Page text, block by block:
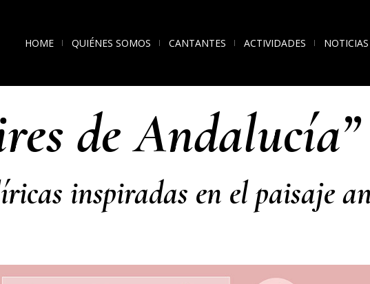
HOME QUIÉNES SOMOS CANTANTES ACTIVIDADES NOTICIAS
de Andalucía”
inspiradas en el paisaje